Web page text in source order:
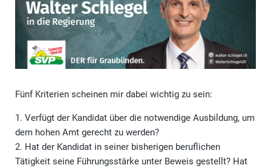
Fünf Kriterien scheinen mir dabei wichtig zu sein:
1. Verfügt der Kandidat über die notwendige Ausbildung, um
dem hohen Amt gerecht zu werden?
2. Hat der Kandidat in seiner bisherigen beruflichen
Tätigkeit seine Führungsstärke unter Beweis gestellt? Hat